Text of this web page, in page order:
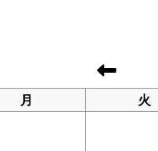
月 火